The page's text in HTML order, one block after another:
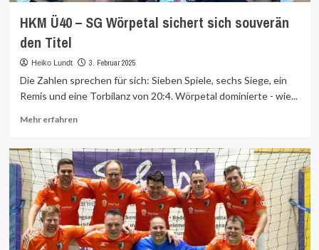
HKM Ü40 – SG Wörpetal sichert sich souverän
den Titel
Heiko Lundt 3. Februar 2025
Die Zahlen sprechen für sich: Sieben Spiele, sechs Siege, ein
Remis und eine Torbilanz von 20:4. Wörpetal dominierte - wie...
Mehr erfahrenMehr